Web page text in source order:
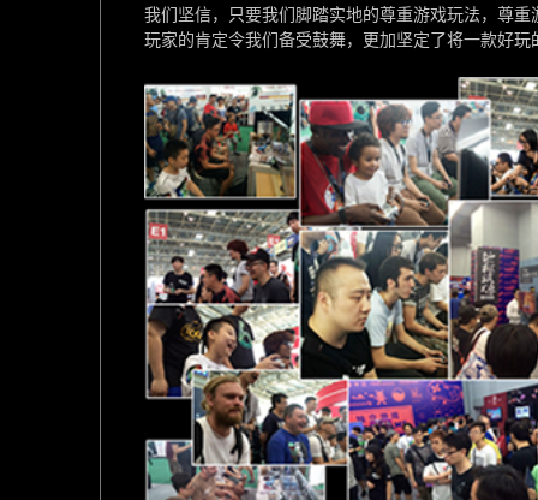
我们坚信，只要我们脚踏实地的尊重游戏玩法，尊
玩家的肯定令我们备受鼓舞，更加坚定了将一款好玩